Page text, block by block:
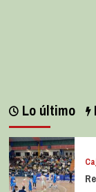
Lo último